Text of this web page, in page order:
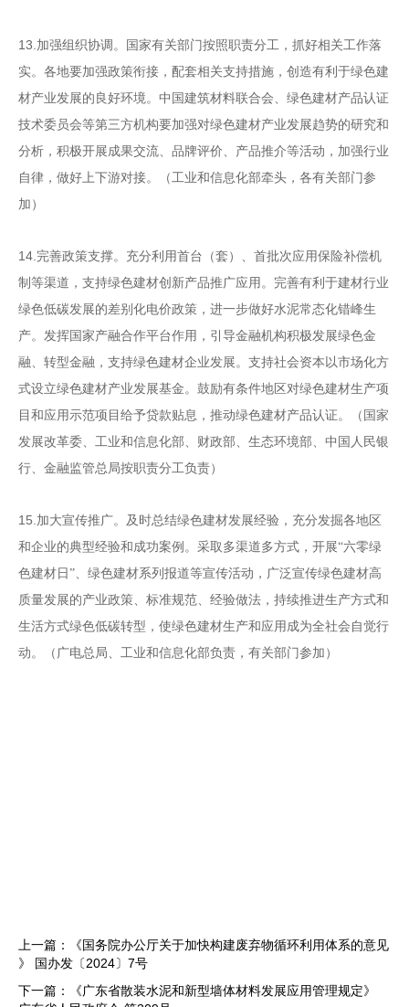
13. 加强组织协调。国家有关部门按照职责分工，抓好相 关工作落
实。各地要加强政策衔接，配套相关支持措施，创 造有利于绿色建
材产业发展的良好环境。中国建筑材料联合会、绿色建材产品认证
技术委员会等第三方机构要加强对绿色建材产业发展趋势的研究和
分析，积极开展成果交流、品牌评价、产品推介等活动，加强行业
自律，做好上下游对接。
（工业和信息化部牵头，各有关部门参
加）
14. 完善政策支撑。充分利用首台（套）、首批次应用保 险补偿机
制等渠道，支持绿色建材创新产品推广应用。完善有利于建材行业
绿色低碳发展的差别化电价政策，进一步做好水泥常态化错峰生
产。发挥国家产融合作平台作用，引导金融机构积极发展绿色金
融、转型金融，支持绿色建材企业发展。支持社会资本以市场化方
式设立绿色建材产业发展基金。鼓励有条件地区对绿色建材生产项
目和应用示范项目给予贷款贴息，推动绿色建材产品认证。
（国家
发展改革委、 工业和信息化部、财政部、生态环境部、中国人民银
行、金融监管总局按职责分工负责）
15. 加大宣传推广。及时总结绿色建材发展经验，充分发掘各地区
和企业的典型经验和成功案例。采取多渠道多方式，开展“六零绿
色建材日 ”、绿色建材系列报道等宣传活动，广泛宣传绿色建材高
质量发展的产业政策、标准规范、经验做法，持续推进生产方式和
生活方式绿色低碳转型，使绿色建材生产和应用成为全社会自觉行
动。
（广电总局、工业和信息化部负责，有关部门参加）
上一篇：
《国务院办公厅关于加快构建废弃物循环利用体系的意见
》 国办发〔2024〕7号
下一篇：
《广东省散装水泥和新型墙体材料发展应用管理规定》